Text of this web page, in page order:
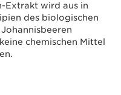
Extrakt wird aus in
des biologischen
chemischen Mittel